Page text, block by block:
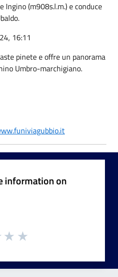
Ingino (m908s.l.m.) e conduce
16:11
pinete e offre un panorama
Umbro-marchigiano.
information on